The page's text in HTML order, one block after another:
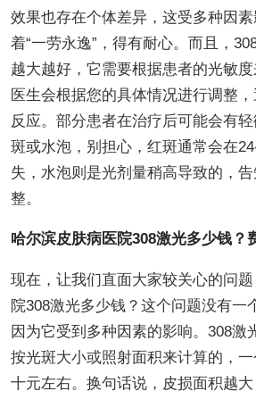
效果也存在个体差异，这受多种因
着“一劳永逸”，得有耐心。而且，
越大越好，它需要根据患者的光敏
医生会根据您的具体情况进行调整
反应。部分患者在治疗后可能会有
斑或水泡，别担心，红斑通常会在
失，水泡则是光剂量稍高导致的，
整。
哈尔滨皮肤病医院308激光多少钱？
现在，让我们直面大家较关心的问
院308激光多少钱？这个问题没有一
因为它受到多种因素的影响。308激
按光斑大小或照射面积来计算的，
十元左右。换句话说，皮损面积越